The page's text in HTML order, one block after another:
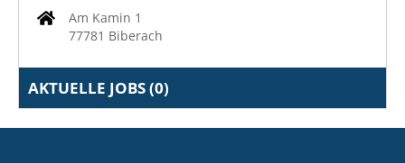
Am Kamin 1
77781 Biberach
AKTUELLE JOBS (0)